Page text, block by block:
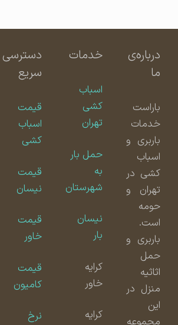
درباره‌ی
باراست
خدمات
باربری و
اسباب
کشی در
تهران و
حومه
است.
باربری و
حمل
اثاثیه
منزل در
خدمات
اسباب
کشی
تهران
حمل بار
شهرستان
نیسان
دسترسی
سریع
قیمت
اسباب
کشی
قیمت
نیسان
قیمت
قیمت
کامیون